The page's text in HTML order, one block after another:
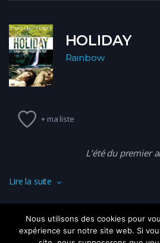
HOLIDAY
Rainbow
+ ma liste
L’été du premier
Juan Pablo, 16 ans, passe ses
campagne familiale en plein cœur
Quand il rencontre Juano, un voisin,
Lire la suite
Nous utilisons des cookies pour
expérience sur notre site web. Si